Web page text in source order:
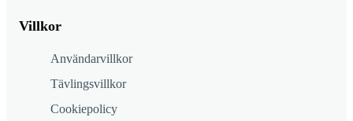
Villkor
Användarvillkor
Tävlingsvillkor
Cookiepolicy